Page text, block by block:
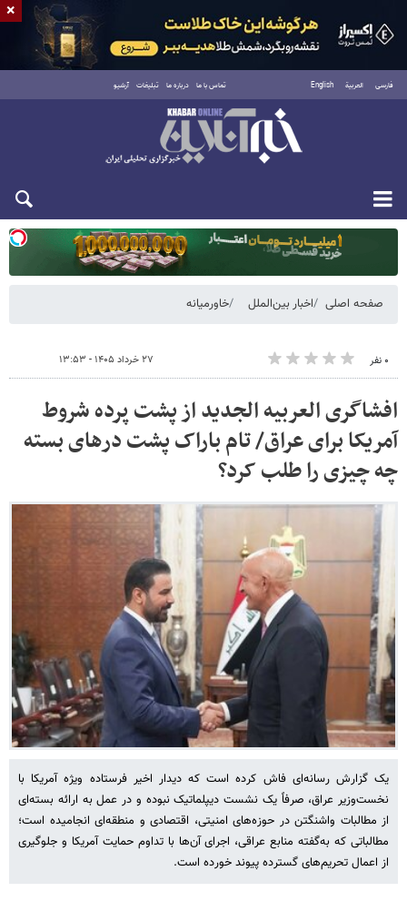
فارسی العربية English تماس با ما درباره ما تبلیغات آرشیو
یکشنبه ۱۸ مرداد ۱۴۰۵
صفحه اصلی اخبار بین‌الملل خاورمیانه
۰ نفر ۲۷ خرداد ۱۴۰۵ - ۱۳:۵۳
افشاگری العربیه‌ الجدید از پشت پرده شروط
آمریکا برای عراق/ تام باراک پشت درهای بسته
چه چیزی را طلب کرد؟
یک گزارش رسانه‌ای فاش کرده است که دیدار اخیر فرستاده ویژه آمریکا با
نخست‌وزیر عراق، صرفاً یک نشست دیپلماتیک نبوده و در عمل به ارائه بسته‌ای
از مطالبات واشنگتن در حوزه‌های امنیتی، اقتصادی و منطقه‌ای انجامیده است؛
مطالباتی که به‌گفته منابع عراقی، اجرای آن‌ها با تداوم حمایت آمریکا و جلوگیری
از اعمال تحریم‌های گسترده پیوند خورده است.
×